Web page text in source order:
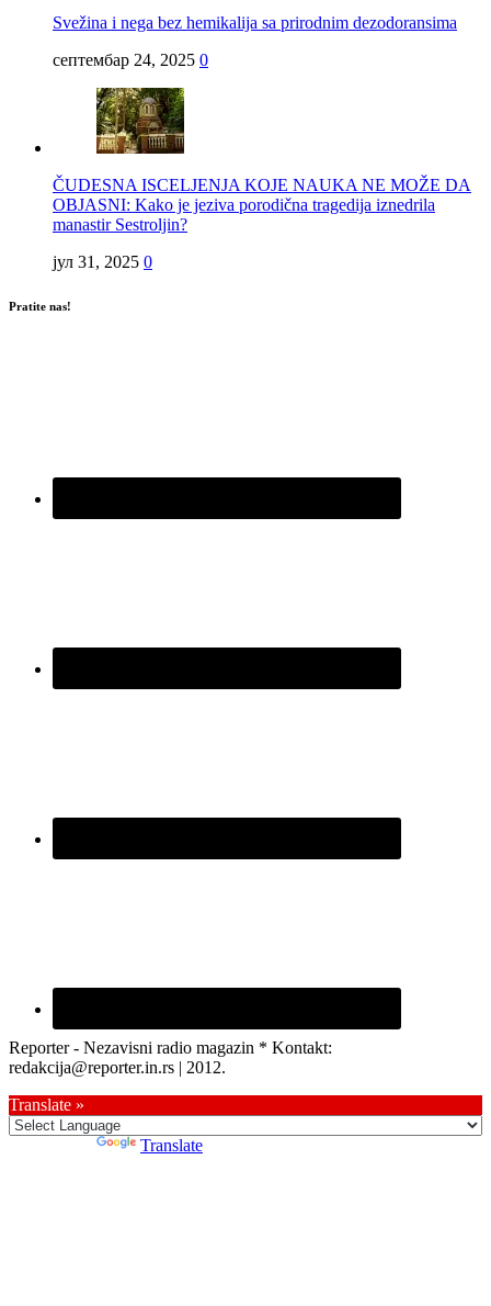
Svežina i nega bez hemikalija sa prirodnim dezodoransima
септембар 24, 2025 0
ČUDESNA ISCELJENJA KOJE NAUKA NE MOŽE DA
OBJASNI: Kako je jeziva porodična tragedija iznedrila
manastir Sestroljin?
јул 31, 2025 0
Pratite nas!
Reporter - Nezavisni radio magazin * Kontakt:
redakcija@reporter.in.rs | 2012.
Translate »
Translate